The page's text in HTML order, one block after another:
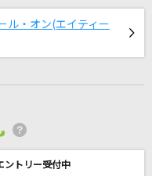
ズ]
・オン(エイティー
トリー受付中